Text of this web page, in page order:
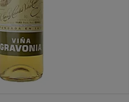
gevolgd en
López de Heredia
en graciano onder de
jarenlang in vaten
creëren voor het
vastgelegde leeftijden voor